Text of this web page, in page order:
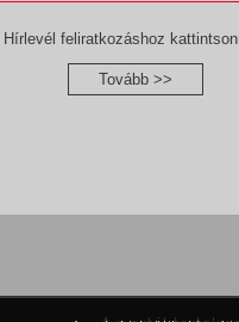
Hírlevél feliratkozáshoz
Tovább >>